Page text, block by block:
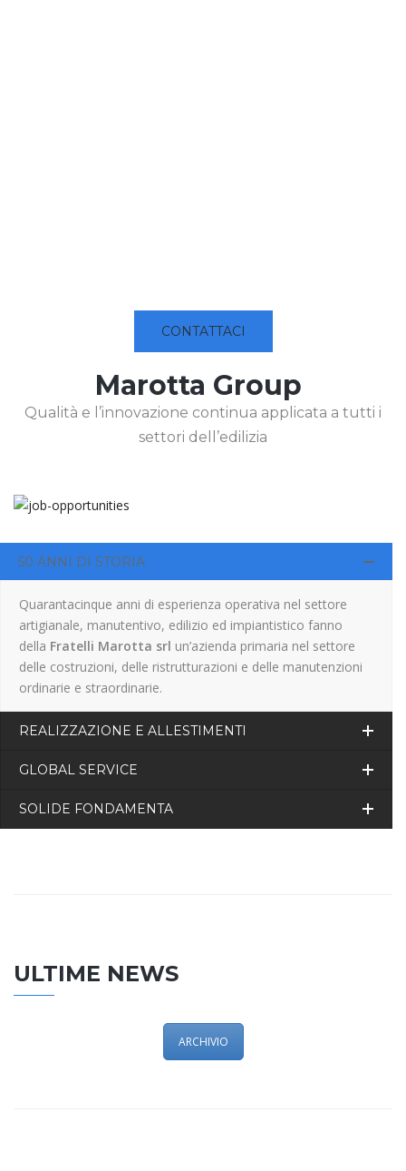
CONTATTACI
Marotta Group
Qualità e l’innovazione continua applicata a tutti i
settori dell’edilizia
50 ANNI DI STORIA
Quarantacinque anni di esperienza operativa nel settore
artigianale, manutentivo, edilizio ed impiantistico fanno
della Fratelli Marotta srl un’azienda primaria nel settore
delle costruzioni, delle ristrutturazioni e delle manutenzioni
ordinarie e straordinarie.
REALIZZAZIONE E ALLESTIMENTI
GLOBAL SERVICE
SOLIDE FONDAMENTA
ULTIME NEWS
ARCHIVIO